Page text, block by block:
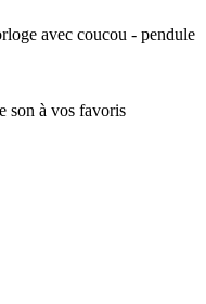
avec coucou - pendule